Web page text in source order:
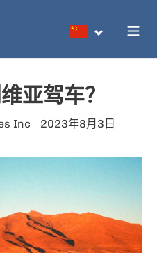
搜索
亚驾车？
Inc 2023年8月3日